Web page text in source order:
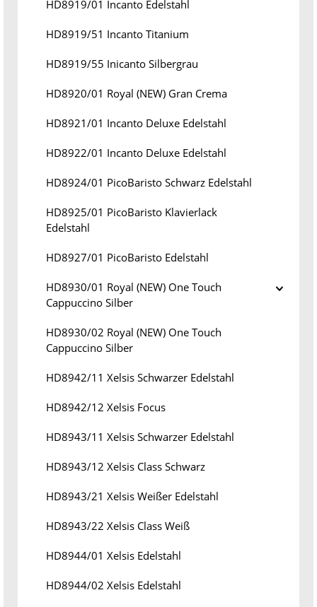
HD8919/01 Incanto Edelstahl
HD8919/51 Incanto Titanium
HD8919/55 Inicanto Silbergrau
HD8920/01 Royal (NEW) Gran Crema
HD8921/01 Incanto Deluxe Edelstahl
HD8922/01 Incanto Deluxe Edelstahl
HD8924/01 PicoBaristo Schwarz Edelstahl
HD8925/01 PicoBaristo Klavierlack
Edelstahl
HD8927/01 PicoBaristo Edelstahl
HD8930/01 Royal (NEW) One Touch
Cappuccino Silber
HD8930/02 Royal (NEW) One Touch
Cappuccino Silber
HD8942/11 Xelsis Schwarzer Edelstahl
HD8942/12 Xelsis Focus
HD8943/11 Xelsis Schwarzer Edelstahl
HD8943/12 Xelsis Class Schwarz
HD8943/21 Xelsis Weißer Edelstahl
HD8943/22 Xelsis Class Weiß
HD8944/01 Xelsis Edelstahl
HD8944/02 Xelsis Edelstahl